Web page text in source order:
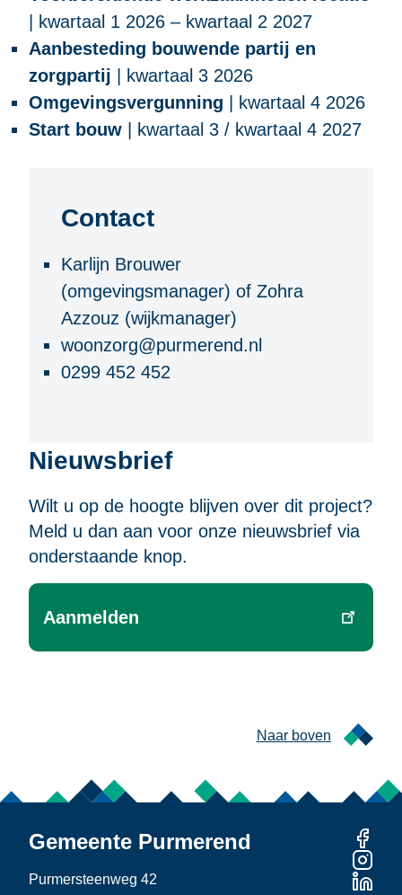
| kwartaal 1 2026 – kwartaal 2 2027
Aanbesteding bouwende partij en
zorgpartij | kwartaal 3 2026
Omgevingsvergunning | kwartaal 4 2026
Start bouw | kwartaal 3 / kwartaal 4 2027
Contact
Karlijn Brouwer
(omgevingsmanager) of Zohra
Azzouz (wijkmanager)
woonzorg@purmerend.nl
0299 452 452
Nieuwsbrief
Wilt u op de hoogte blijven over dit project?
Meld u dan aan voor onze nieuwsbrief via
onderstaande knop.
Aanmelden
Naar boven
Gemeente Purmerend
Purmersteenweg 42